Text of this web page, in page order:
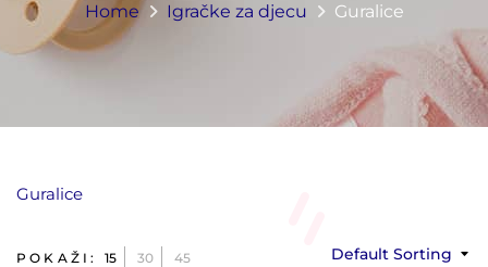
Home Igračke za djecu Guralice
Guralice
Default Sorting
POKAŽI: 15 30 45